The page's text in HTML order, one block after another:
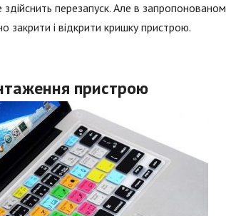
перезапуск. Але в
і відкрити кришку пристрою.
пристрою